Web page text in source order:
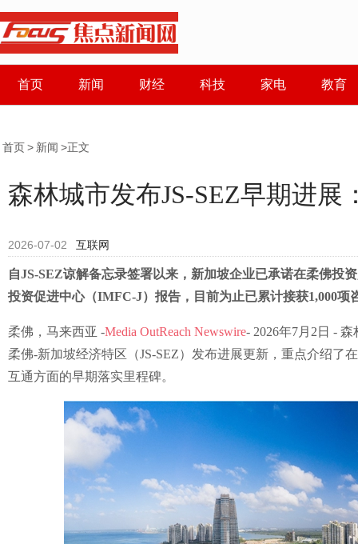
首页 新闻 财经 科技 家电 教育
首页> 新闻 >正文
森林城市发布JS-SEZ早期进展
2026-07-02 互联网
自JS-SEZ谅解备忘录签署以来，新加坡企业已承诺在柔佛投
投资促进中心（IMFC-J）报告，目前为止已累计接获1,000项
柔佛，马来西亚 -Media OutReach Newswire- 2026年7月2日 -
柔佛-新加坡经济特区（JS-SEZ）发布进展更新，重点介绍了
互通方面的早期落实里程碑。